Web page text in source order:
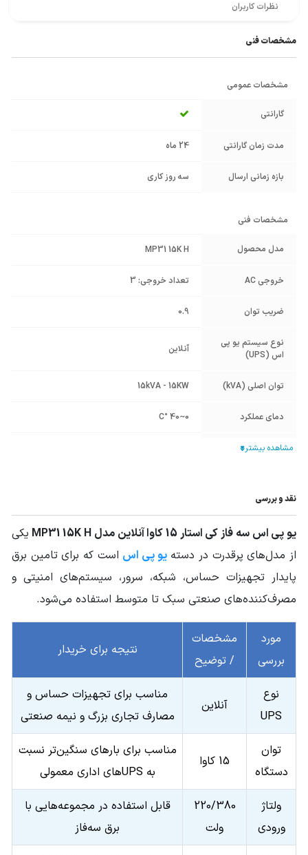
نظرات کاربران
مشخصات فنی
مشخصات عمومی
گارانتی
مدت زمان گارانتی 24 ماه
بازه زمانی ارسال سه روز کاری
مشخصات فنی
مدل محصول MP31 15K H
خروجی AC تعداد خروجی: 3
ضریب توان 0.9
نوع سیستم یو پی
اس (UPS)
آنلاین
توان اصلی (kVA) 15kVA - 15KW
دمای عملکرد 0~40 °C
رطوبت کاری
برند موتور برق و
ژنراتور
وزن محموله (گرم) 35000
250*590*576
سایر مشخصات
جریان ورودی: 25
جریان خروجی: 65
سطح نویز (Noise): کمتر از 60 dB
ارتفاع از سطح دریا: کمتر از 1000m
پورت‌های ارتباطی: RS232 / USB
نقد و بررسی
یو پی اس سه فاز کی استار 15 کاوا آنلاین مدل MP31 15K H
یکی
از مدل‌های پرقدرت در دستهیو پی اس است که برای تامین برق
پایدار تجهیزات حساس، شبکه، سرور، سیستم‌های امنیتی و
مصرف‌کننده‌های صنعتی سبک تا متوسط استفاده می‌شود.
مورد
بررسی
مشخصات
/ توضیح
نتیجه برای خریدار
نوع
UPS
آنلاین
مناسب برای تجهیزات حساس و
مصارف تجاری بزرگ و نیمه صنعتی
توان
دستگاه
15 کاوا
مناسب برای بارهای سنگین‌تر نسبت
به UPSهای اداری معمولی
ولتاژ
ورودی
220/380
ولت
قابل استفاده در مجموعه‌هایی با
برق سه‌فاز